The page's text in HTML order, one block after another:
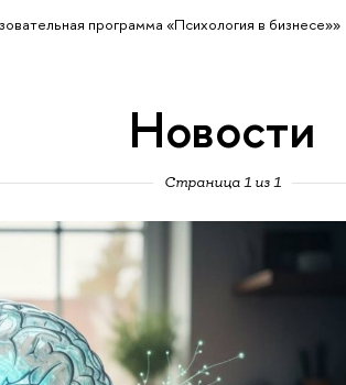
программа «Психология в бизнесе»»
Новости
Страница 1 из 1